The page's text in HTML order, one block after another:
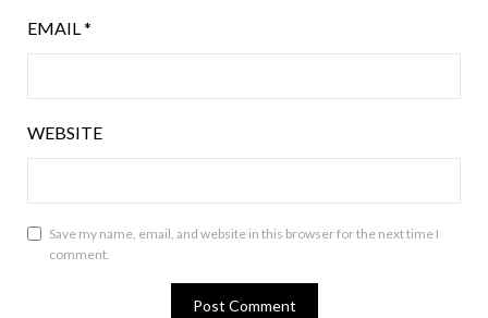
EMAIL *
WEBSITE
Save my name, email, and website in this browser for the next time I
comment.